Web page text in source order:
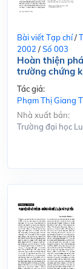
Bài viết Tạp chí/
2002 /Số 003
Hoàn thiện
trường chứng
Tác giả:
Phạm Thị Giang
Nhà xuất bản:
Trường đại học